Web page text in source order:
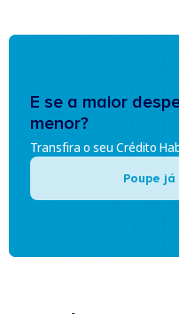
E se a maior
menor?
Transfira o seu Crédito
Poupe